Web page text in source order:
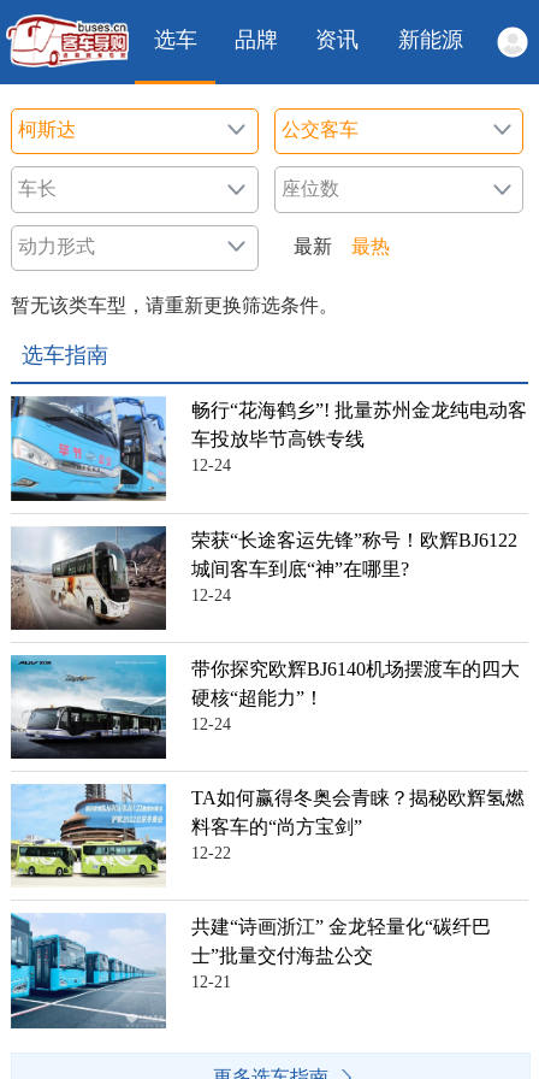
选车 品牌 资讯 新能源
最新 最热
暂无该类车型，请重新更换筛选条件。
选车指南
畅行“花海鹤乡”! 批量苏州金龙纯电动客
车投放毕节高铁专线
12-24
荣获“长途客运先锋”称号！欧辉BJ6122
城间客车到底“神”在哪里?
12-24
带你探究欧辉BJ6140机场摆渡车的四大
硬核“超能力”！
12-24
TA如何赢得冬奥会青睐？揭秘欧辉氢燃
料客车的“尚方宝剑”
12-22
共建“诗画浙江” 金龙轻量化“碳纤巴
士”批量交付海盐公交
12-21